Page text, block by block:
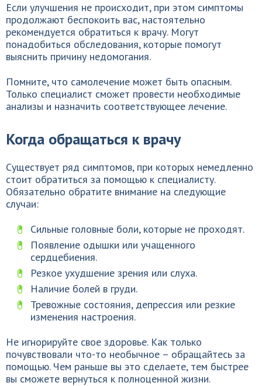
Если улучшения не происходит, при этом симптомы
продолжают беспокоить вас, настоятельно
рекомендуется обратиться к врачу. Могут
понадобиться обследования, которые помогут
выяснить причину недомогания.
Помните, что самолечение может быть опасным.
Только специалист сможет провести необходимые
анализы и назначить соответствующее лечение.
Когда обращаться к врачу
Существует ряд симптомов, при которых немедленно
стоит обратиться за помощью к специалисту.
Обязательно обратите внимание на следующие
случаи:
Сильные головные боли, которые не проходят.
Появление одышки или учащенного
сердцебиения.
Резкое ухудшение зрения или слуха.
Наличие болей в груди.
Тревожные состояния, депрессия или резкие
изменения настроения.
Не игнорируйте свое здоровье. Как только
почувствовали что-то необычное – обращайтесь за
помощью. Чем раньше вы это сделаете, тем быстрее
вы сможете вернуться к полноценной жизни.